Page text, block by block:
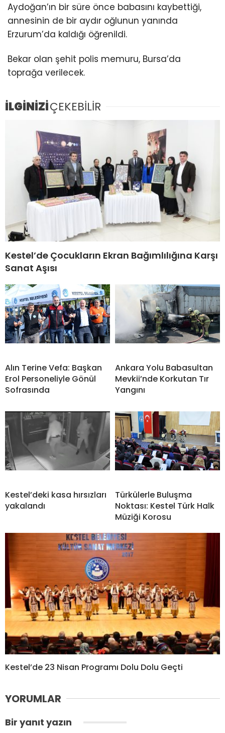
Aydoğan’ın bir süre önce babasını kaybettiği,
annesinin de bir aydır oğlunun yanında
Erzurum’da kaldığı öğrenildi.
Bekar olan şehit polis memuru, Bursa’da
toprağa verilecek.
İLGİNİZİÇEKEBİLİR
Kestel’de Çocukların Ekran Bağımlılığına Karşı
Sanat Aşısı
Alın Terine Vefa: Başkan
Erol Personeliyle Gönül
Sofrasında
Ankara Yolu Babasultan
Mevkii’nde Korkutan Tır
Yangını
Kestel’deki kasa hırsızları
yakalandı
Türkülerle Buluşma
Noktası: Kestel Türk Halk
Müziği Korosu
Kestel’de 23 Nisan Programı Dolu Dolu Geçti
YORUMLAR
Bir yanıt yazın